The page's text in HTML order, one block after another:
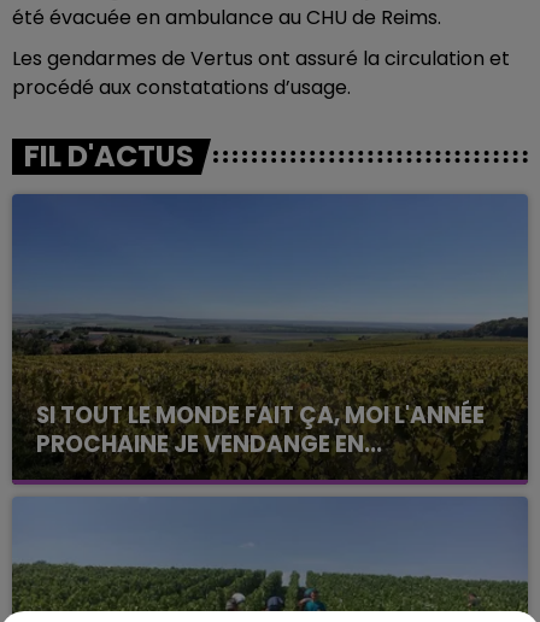
été évacuée en ambulance au CHU de Reims.
Les gendarmes de Vertus ont assuré la circulation et
procédé aux constatations d’usage.
FIL D'ACTUS
SI TOUT LE MONDE FAIT ÇA, MOI L'ANNÉE
PROCHAINE JE VENDANGE EN...
La vendange en Champagne a débuté ce jeudi 6
août dans la commune de Montgueux (Aube). Du